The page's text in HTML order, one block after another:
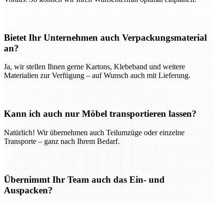
Bietet Ihr Unternehmen auch Verpackungsmaterial
an?
Ja, wir stellen Ihnen gerne Kartons, Klebeband und weitere
Materialien zur Verfügung – auf Wunsch auch mit Lieferung.
Kann ich auch nur Möbel transportieren lassen?
Natürlich! Wir übernehmen auch Teilumzüge oder einzelne
Transporte – ganz nach Ihrem Bedarf.
Übernimmt Ihr Team auch das Ein- und
Auspacken?